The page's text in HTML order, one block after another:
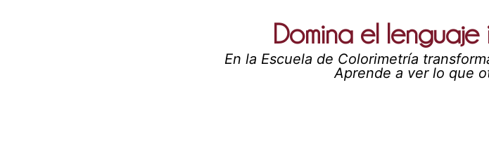
Domina el
En la Escuela de Colorimetría
Aprende a ver lo que